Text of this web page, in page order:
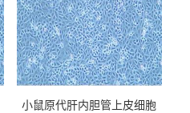
小鼠原代肝内胆管上皮细胞